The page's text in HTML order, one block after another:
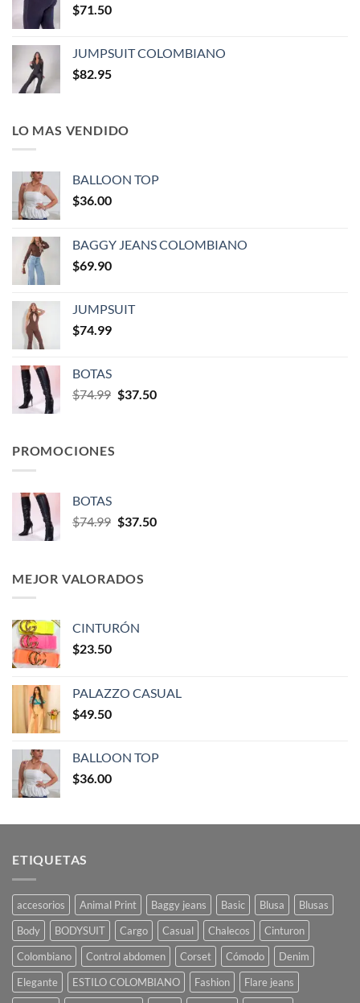
$71.50
JUMPSUIT COLOMBIANO
$82.95
LO MAS VENDIDO
BALLOON TOP
$36.00
BAGGY JEANS COLOMBIANO
$69.90
JUMPSUIT
$74.99
BOTAS
$74.99 $37.50
PROMOCIONES
BOTAS
$74.99 $37.50
MEJOR VALORADOS
CINTURÓN
$23.50
PALAZZO CASUAL
$49.50
BALLOON TOP
$36.00
ETIQUETAS
accesorios Animal Print Baggy jeans Basic Blusa
Blusas
Body
BODYSUIT Cargo Casual Chalecos
Cinturon
Colombiano
Control abdomen Corset Cómodo
Denim
Elegante
ESTILO COLOMBIANO Fashion
Flare jeans